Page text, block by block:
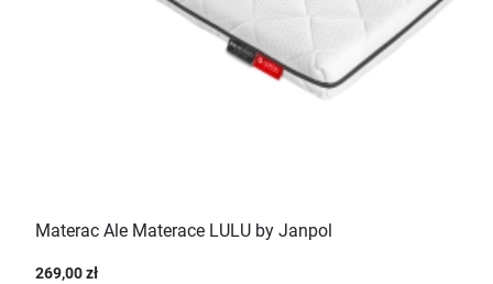
Materac Ale Materace LULU by Janpol
269,00 zł